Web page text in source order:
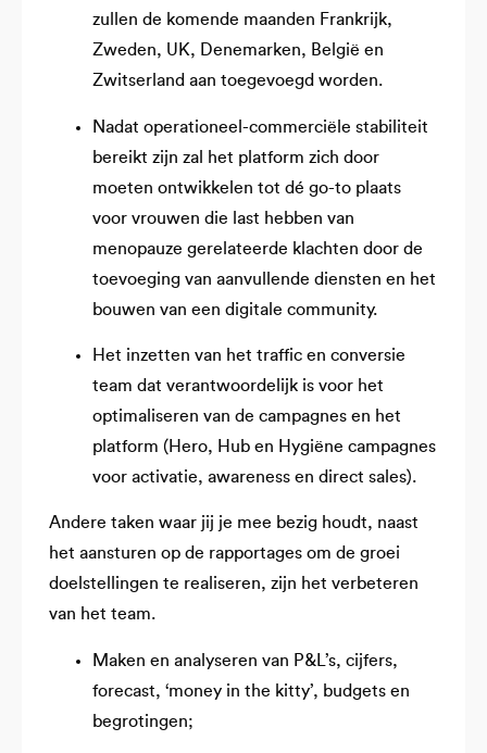
zullen de komende maanden Frankrijk,
Zweden, UK, Denemarken, België en
Zwitserland aan toegevoegd worden.
Nadat operationeel-commerciële stabiliteit
bereikt zijn zal het platform zich door
moeten ontwikkelen tot dé go-to plaats
voor vrouwen die last hebben van
menopauze gerelateerde klachten door de
toevoeging van aanvullende diensten en het
bouwen van een digitale community.
Het inzetten van het traffic en conversie
team dat verantwoordelijk is voor het
optimaliseren van de campagnes en het
platform (Hero, Hub en Hygiëne campagnes
voor activatie, awareness en direct sales).
Andere taken waar jij je mee bezig houdt, naast
het aansturen op de rapportages om de groei
doelstellingen te realiseren, zijn het verbeteren
van het team.
Maken en analyseren van P&L’s, cijfers,
forecast, ‘money in the kitty’, budgets en
begrotingen;